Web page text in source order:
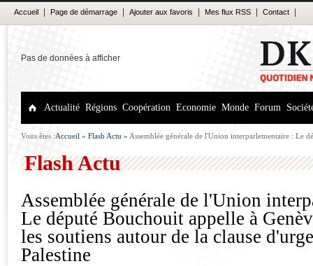
Accueil Page de démarrage Ajouter aux favoris Mes flux RSS Contact
Pas de données à afficher
Actualité Régions Coopération Economie Monde Forum
Vous êtes :Accueil » Flash Actu » Assemblée générale de l'Union interparlementaire : Le
Flash Actu
Assemblée générale de l'Union
Le député Bouchouit appelle à
les soutiens autour de la clause
Palestine